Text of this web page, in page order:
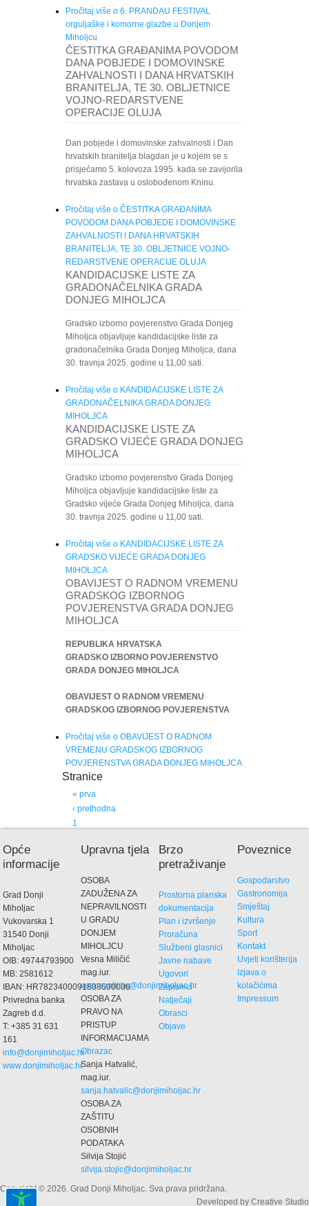
Pročitaj više o 6. PRANDAU FESTIVAL
orguljaške i komorne glazbe u Donjem
Miholjcu
ČESTITKA GRAĐANIMA POVODOM
DANA POBJEDE I DOMOVINSKE
ZAHVALNOSTI I DANA HRVATSKIH
BRANITELJA, TE 30. OBLJETNICE
VOJNO-REDARSTVENE
OPERACIJE OLUJA
Dan pobjede i domovinske zahvalnosti i Dan
hrvatskih branitelja blagdan je u kojem se s
prisjećamo 5. kolovoza 1995. kada se zavijorila
hrvatska zastava u oslobođenom Kninu.
Pročitaj više o ČESTITKA GRAĐANIMA
POVODOM DANA POBJEDE I DOMOVINSKE
ZAHVALNOSTI I DANA HRVATSKIH
BRANITELJA, TE 30. OBLJETNICE VOJNO-
REDARSTVENE OPERACIJE OLUJA
KANDIDACIJSKE LISTE ZA
GRADONAČELNIKA GRADA
DONJEG MIHOLJCA
Gradsko izborno povjerenstvo Grada Donjeg
Miholjca objavljuje kandidacijske liste za
gradonačelnika Grada Donjeg Miholjca, dana
30. travnja 2025. godine u 11,00 sati.
Pročitaj više o KANDIDACIJSKE LISTE ZA
GRADONAČELNIKA GRADA DONJEG
MIHOLJCA
KANDIDACIJSKE LISTE ZA
GRADSKO VIJEĆE GRADA DONJEG
MIHOLJCA
Gradsko izborno povjerenstvo Grada Donjeg
Miholjca objavljuje kandidacijske liste za
Gradsko vijeće Grada Donjeg Miholjca, dana
30. travnja 2025. godine u 11,00 sati.
Pročitaj više o KANDIDACIJSKE LISTE ZA
GRADSKO VIJEĆE GRADA DONJEG
MIHOLJCA
OBAVIJEST O RADNOM VREMENU
GRADSKOG IZBORNOG
POVJERENSTVA GRADA DONJEG
MIHOLJCA
REPUBLIKA HRVATSKA
GRADSKO IZBORNO POVJERENSTVO
GRADA DONJEG MIHOLJCA
OBAVIJEST O RADNOM VREMENU
GRADSKOG IZBORNOG POVJERENSTVA
Pročitaj više o OBAVIJEST O RADNOM
VREMENU GRADSKOG IZBORNOG
POVJERENSTVA GRADA DONJEG MIHOLJCA
Stranice
« prva
‹ prethodna
1
sljedeća ›
posljednja »
Opće
informacije
Grad Donji
Miholjac
Vukovarska 1
31540 Donji
Miholjac
OIB: 49744793900
MB: 2581612
IBAN: HR7823400091808600006
Privredna banka
Zagreb d.d.
T: +385 31 631
161
info@donjimiholjac.hr
www.donjimiholjac.hr
Upravna tjela
OSOBA
ZADUŽENA ZA
NEPRAVILNOSTI
U GRADU
DONJEM
MIHOLJCU
Vesna Miličić
mag.iur.
vesna.milicic@donjimiholjac.hr
OSOBA ZA
PRAVO NA
PRISTUP
INFORMACIJAMA
Obrazac
Sanja Hatvalić,
mag.iur.
sanja.hatvalic@donjimiholjac.hr
OSOBA ZA
ZAŠTITU
OSOBNIH
PODATAKA
Silvija Stojić
silvija.stojic@donjimiholjac.hr
Brzo
pretraživanje
Prostorna planska
dokumentacija
Plan i izvršenje
Proračuna
Službeni glasnici
Javne nabave
Ugovori
Zapisnici
Natječaji
Obrasci
Objave
Poveznice
Gospodarstvo
Gastronomija
Smještaj
Kultura
Sport
Kontakt
Uvjeti korištenja
Izjava o
kolačićima
Impressum
Copyright © 2026. Grad Donji Miholjac. Sva prava pridržana.
Developed by Creative Studio